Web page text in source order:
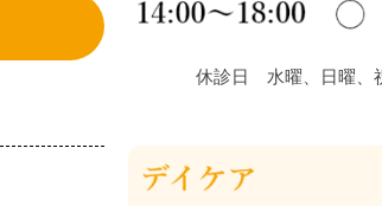
休診日 水曜、日曜、